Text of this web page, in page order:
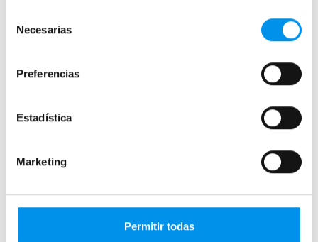
Necesarias
Preferencias
Estadística
Marketing
Permitir todas
Mamparas de bañera sin perfilería
Frontales
Mamparas rectangulares
Semicirculares